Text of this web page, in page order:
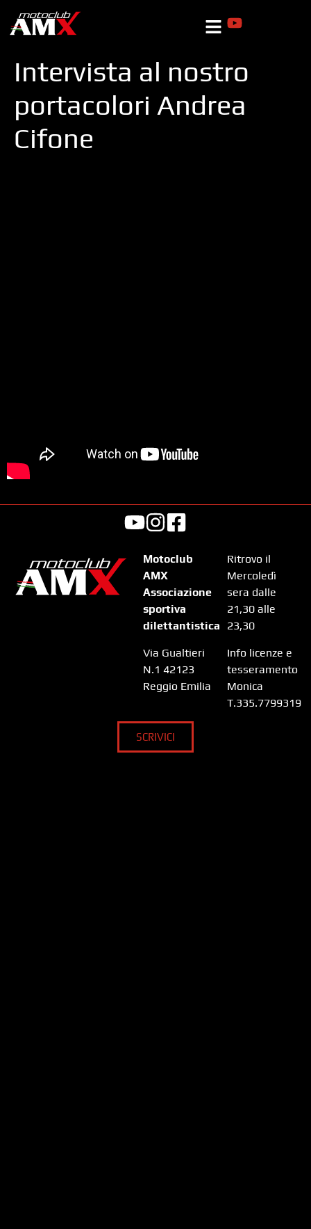
Intervista al nostro
portacolori Andrea
Cifone
Motoclub
AMX
Associazione
sportiva
dilettantistica
Via Gualtieri
N.1 42123
Reggio Emilia
Ritrovo il
Mercoledì
sera dalle
21,30 alle
23,30
Info licenze e
tesseramento
Monica
T.335.7799319
SCRIVICI